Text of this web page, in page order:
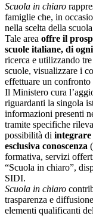
Scuola in chiaro
famiglie che, in
nella scelta della
Tale area offre il
scuole italiane, di
ricerca e utilizzando
scuole, visualizzare i
effettuare un
Il Ministero cura
riguardanti la singola
informazioni presenti
tramite specifiche
possibilità di
esclusiva conoscenza
formativa, servizi
“Scuola in chiaro”,
SIDI.
Scuola in chiaro
trasparenza e
elementi qualificanti